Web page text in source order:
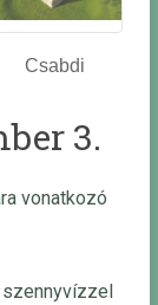
Csabdi
3.
vonatkozó